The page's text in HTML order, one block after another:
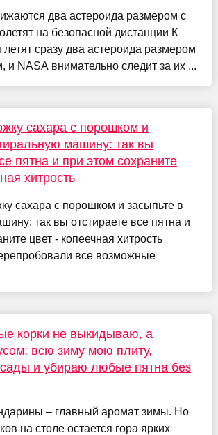
два астероида размером с
на безопасной дистанции К
сразу два астероида размером
и NASA внимательно следит за их ...
сахара с порошком и
машину: так вы
пятна и при этом сохраните
хитрость
сахара с порошком и засыпьте в
так вы отстираете все пятна и
цвет - копеечная хитрость
все возможные
корки не выкидываю, а
всю зиму мою плиту,
и убираю любые пятна без
– главный аромат зимы. Но
на столе остается гора ярких